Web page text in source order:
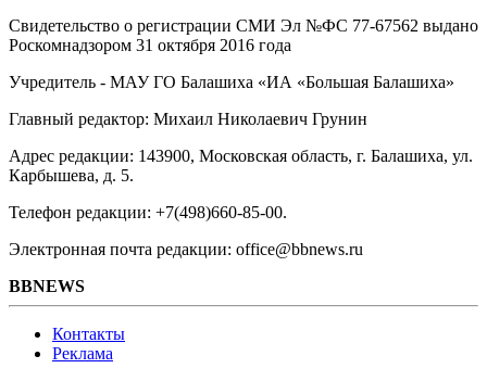
Свидетельство о регистрации СМИ Эл №ФС ‎77-67562 выдано
Роскомнадзором 31 октября 2016 года
Учредитель - МАУ ГО Балашиха «ИА «Большая Балашиха»
Главный редактор: Михаил Николаевич Грунин
Адрес редакции: 143900, Московская область, г. Балашиха, ул.
Карбышева, д. 5.
Телефон редакции: +7(498)660-85-00.
Электронная почта редакции: office@bbnews.ru
BBNEWS
Контакты
Реклама